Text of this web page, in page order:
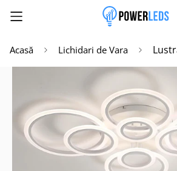
Acasă Lichidari de Vara
Activează notificările